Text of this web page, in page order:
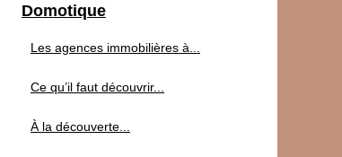
Domotique
Les agences immobilières à...
Ce qu’il faut découvrir...
À la découverte...